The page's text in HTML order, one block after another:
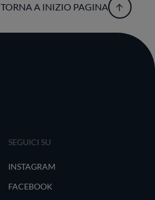
TORNA A INIZIO PAGINA
SEGUICI SU
INSTAGRAM
FACEBOOK